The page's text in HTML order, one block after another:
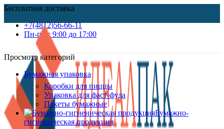
Бесплатная доставка
+7(4812)56-66-11
Пн-пт c 9:00 до 17:00
Просмотр категорий
Бумажная упаковка
Коробки для пиццы
Упаковка для фаст-фуда
Пакеты бумажные
Бумажно-
гигиеническая продукция